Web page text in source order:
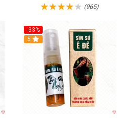
(965)
-33%
5